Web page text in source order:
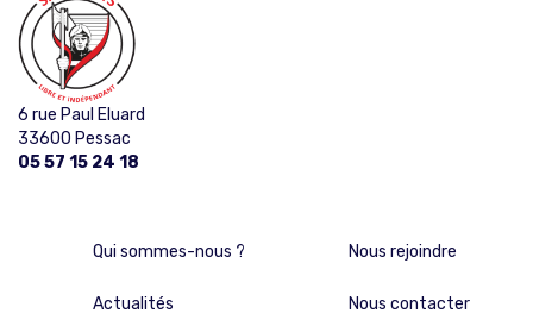
6 rue Paul Eluard
33600 Pessac
05 57 15 24 18
Qui sommes-nous ?
Actualités
Nous rejoindre
Nous contacter